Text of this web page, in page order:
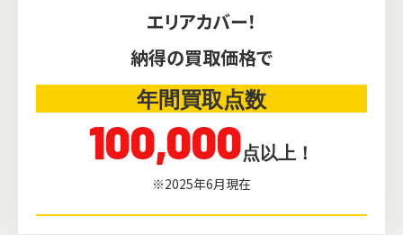
エリアカバー！
納得の買取価格で
年間買取点数
100,000点以上！
※2025年6月現在